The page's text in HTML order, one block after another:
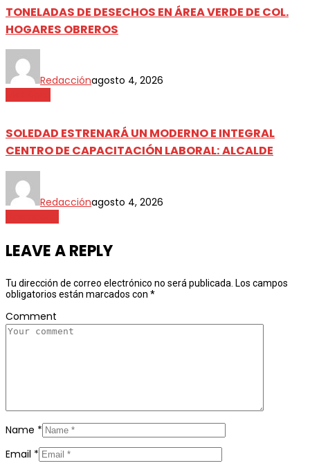
TONELADAS DE DESECHOS EN ÁREA VERDE DE COL.
HOGARES OBREROS
Redacciónagosto 4, 2026
SOLEDAD ESTRENARÁ UN MODERNO E INTEGRAL
CENTRO DE CAPACITACIÓN LABORAL: ALCALDE
Redacciónagosto 4, 2026
LEAVE A REPLY
Tu dirección de correo electrónico no será publicada. Los campos
obligatorios están marcados con *
Comment
Name *
Email *